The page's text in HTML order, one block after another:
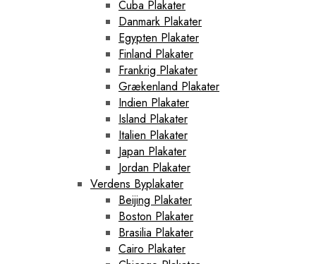
Cuba Plakater
Danmark Plakater
Egypten Plakater
Finland Plakater
Frankrig Plakater
Grækenland Plakater
Indien Plakater
Island Plakater
Italien Plakater
Japan Plakater
Jordan Plakater
Verdens Byplakater
Beijing Plakater
Boston Plakater
Brasilia Plakater
Cairo Plakater